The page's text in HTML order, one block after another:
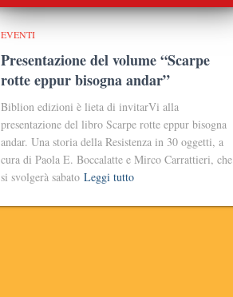
EVENTI
Presentazione del volume “Scarpe
rotte eppur bisogna andar”
Biblion edizioni è lieta di invitarVi alla
presentazione del libro Scarpe rotte eppur bisogna
andar. Una storia della Resistenza in 30 oggetti, a
cura di Paola E. Boccalatte e Mirco Carrattieri, che
si svolgerà sabato Leggi tutto